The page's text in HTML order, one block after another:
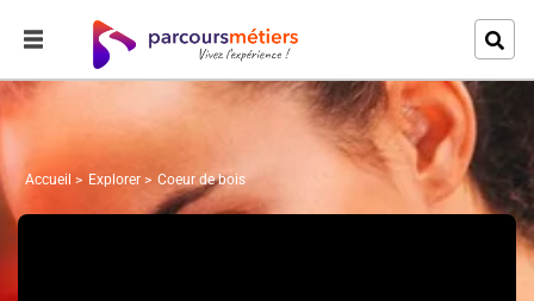
Accueil Explorer Coeur de bois